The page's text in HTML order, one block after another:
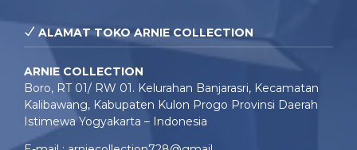
ALAMAT TOKO ARNIE COLLECTION
ARNIE COLLECTION
Boro, RT 01/ RW 01. Kelurahan Banjarasri, Kecamatan
Kalibawang, Kabupaten Kulon Progo Provinsi Daerah
Istimewa Yogyakarta – Indonesia